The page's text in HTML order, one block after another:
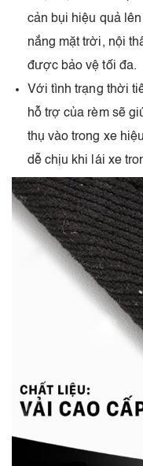
cản bụi hiệu quả
nắng mặt trời, nội
được bảo vệ tối đa.
Với tình trạng thời
hỗ trợ của rèm sẽ
thụ vào trong xe
dễ chịu khi lái xe